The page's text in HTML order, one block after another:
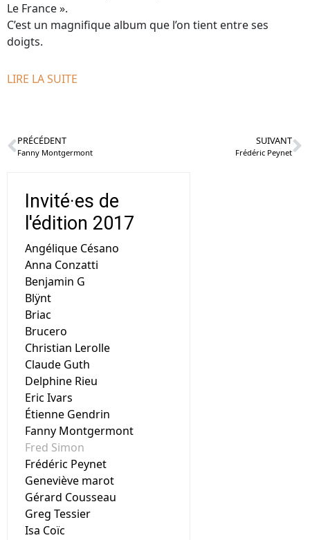
Le France ».
C’est un magnifique album que l’on tient entre ses
doigts.
LIRE LA SUITE
PRÉCÉDENT
Fanny Montgermont
SUIVANT
Frédéric Peynet
Invité·es de
l'édition 2017
Angélique Césano
Anna Conzatti
Benjamin G
Blÿnt
Briac
Brucero
Christian Lerolle
Claude Guth
Delphine Rieu
Eric Ivars
Étienne Gendrin
Fanny Montgermont
Fred Simon
Frédéric Peynet
Geneviève marot
Gérard Cousseau
Greg Tessier
Isa Coïc